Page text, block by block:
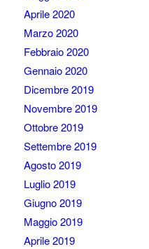
Aprile 2020
Marzo 2020
Febbraio 2020
Gennaio 2020
Dicembre 2019
Novembre 2019
Ottobre 2019
Settembre 2019
Agosto 2019
Luglio 2019
Giugno 2019
Maggio 2019
Aprile 2019